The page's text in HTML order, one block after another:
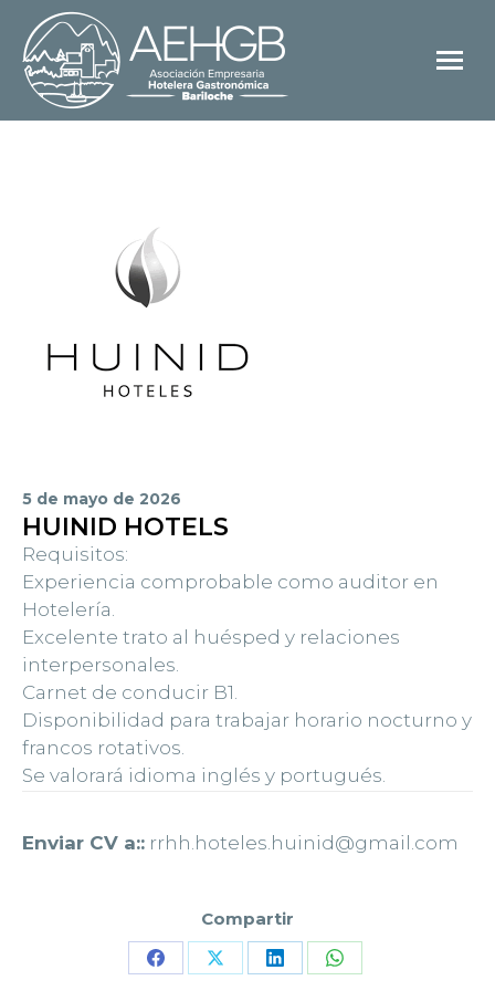
5 de mayo de 2026
HUINID HOTELS
Requisitos:
Experiencia comprobable como auditor en
Hotelería.
Excelente trato al huésped y relaciones
interpersonales.
Carnet de conducir B1.
Disponibilidad para trabajar horario nocturno y
francos rotativos.
Se valorará idioma inglés y portugués.
Enviar CV a:: rrhh.hoteles.huinid@gmail.com
Compartir
Share Share Share Share